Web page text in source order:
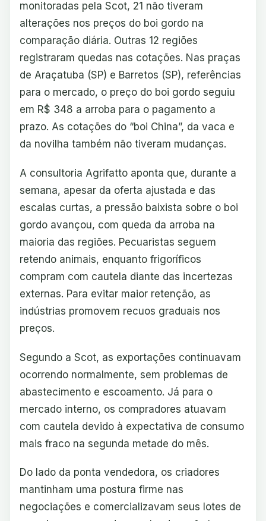
monitoradas pela Scot, 21 não tiveram
alterações nos preços do boi gordo na
comparação diária. Outras 12 regiões
registraram quedas nas cotações. Nas praças
de Araçatuba (SP) e Barretos (SP), referências
para o mercado, o preço do boi gordo seguiu
em R$ 348 a arroba para o pagamento a
prazo. As cotações do “boi China”, da vaca e
da novilha também não tiveram mudanças.
A consultoria Agrifatto aponta que, durante a
semana, apesar da oferta ajustada e das
escalas curtas, a pressão baixista sobre o boi
gordo avançou, com queda da arroba na
maioria das regiões. Pecuaristas seguem
retendo animais, enquanto frigoríficos
compram com cautela diante das incertezas
externas. Para evitar maior retenção, as
indústrias promovem recuos graduais nos
preços.
Segundo a Scot, as exportações continuavam
ocorrendo normalmente, sem problemas de
abastecimento e escoamento. Já para o
mercado interno, os compradores atuavam
com cautela devido à expectativa de consumo
mais fraco na segunda metade do mês.
Do lado da ponta vendedora, os criadores
mantinham uma postura firme nas
negociações e comercializavam seus lotes de